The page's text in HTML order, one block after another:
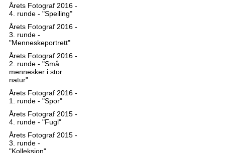
Årets Fotograf 2016 -
4. runde - "Speiling"
Årets Fotograf 2016 -
3. runde -
"Menneskeportrett"
Årets Fotograf 2016 -
2. runde - "Små
mennesker i stor
natur"
Årets Fotograf 2016 -
1. runde - "Spor"
Årets Fotograf 2015 -
4. runde - "Fugl"
Årets Fotograf 2015 -
3. runde -
"Kolleksjon"